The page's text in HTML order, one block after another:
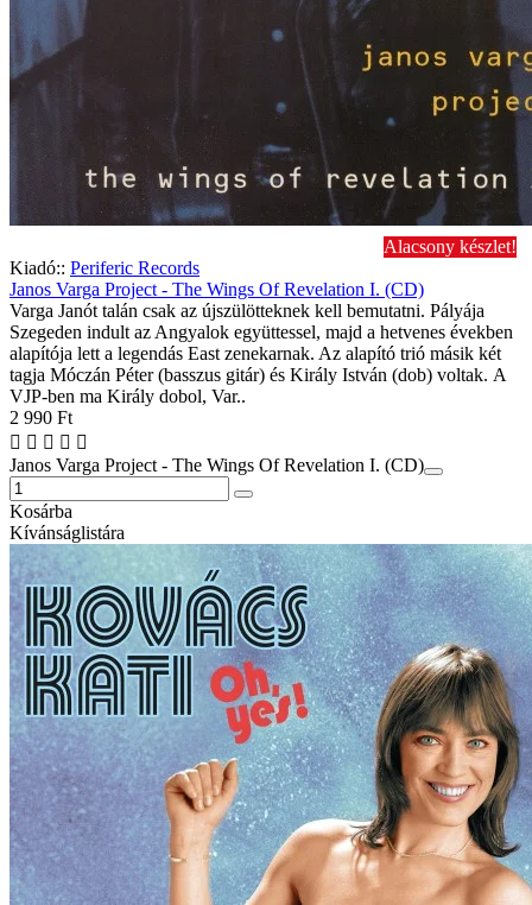
Alacsony készlet!
Kiadó:: Periferic Records
Janos Varga Project - The Wings Of Revelation I. (CD)
Varga Janót talán csak az újszülötteknek kell bemutatni. Pályája
Szegeden indult az Angyalok együttessel, majd a hetvenes években
alapítója lett a legendás East zenekarnak. Az alapító trió másik két
tagja Móczán Péter (basszus gitár) és Király István (dob) voltak. A
VJP-ben ma Király dobol, Var..
2 990 Ft
Janos Varga Project - The Wings Of Revelation I. (CD)
Kosárba
Kívánságlistára